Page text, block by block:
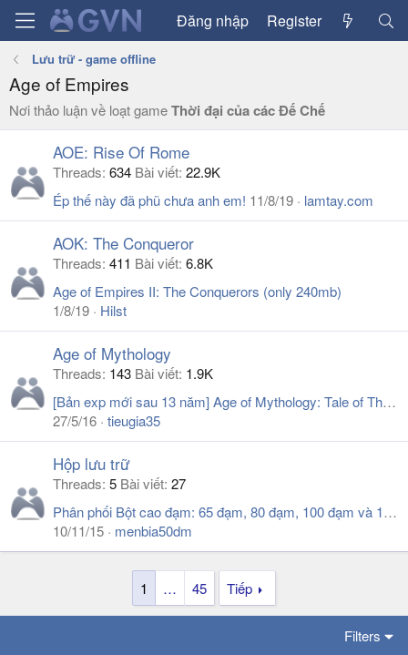
Đăng nhập Register
Lưu trữ - game offline
Age of Empires
Nơi thảo luận về loạt gameThời đại của các Đế Chế
AOE: Rise Of Rome
Threads 634 Bài viết 22.9K
Ép thế này đã phũ chưa anh em! 11/8/19 lamtay.com
AOK: The Conqueror
Threads 411 Bài viết 6.8K
Age of Empires II: The Conquerors (only 240mb)
1/8/19
Hilst
Age of Mythology
Threads 143 Bài viết 1.9K
[Bản exp mới sau 13 năm] Age of Mythology: Tale of The Dragon
27/5/16 tieugia35
Hộp lưu trữ
Threads 5 Bài viết 27
Phân phối Bột cao đạm: 65 đạm, 80 đạm, 100 đạm và 140 đạm không ure. LH 0947 222 309
10/11/15
menbia50dm
1 … 45 Tiếp
Filters